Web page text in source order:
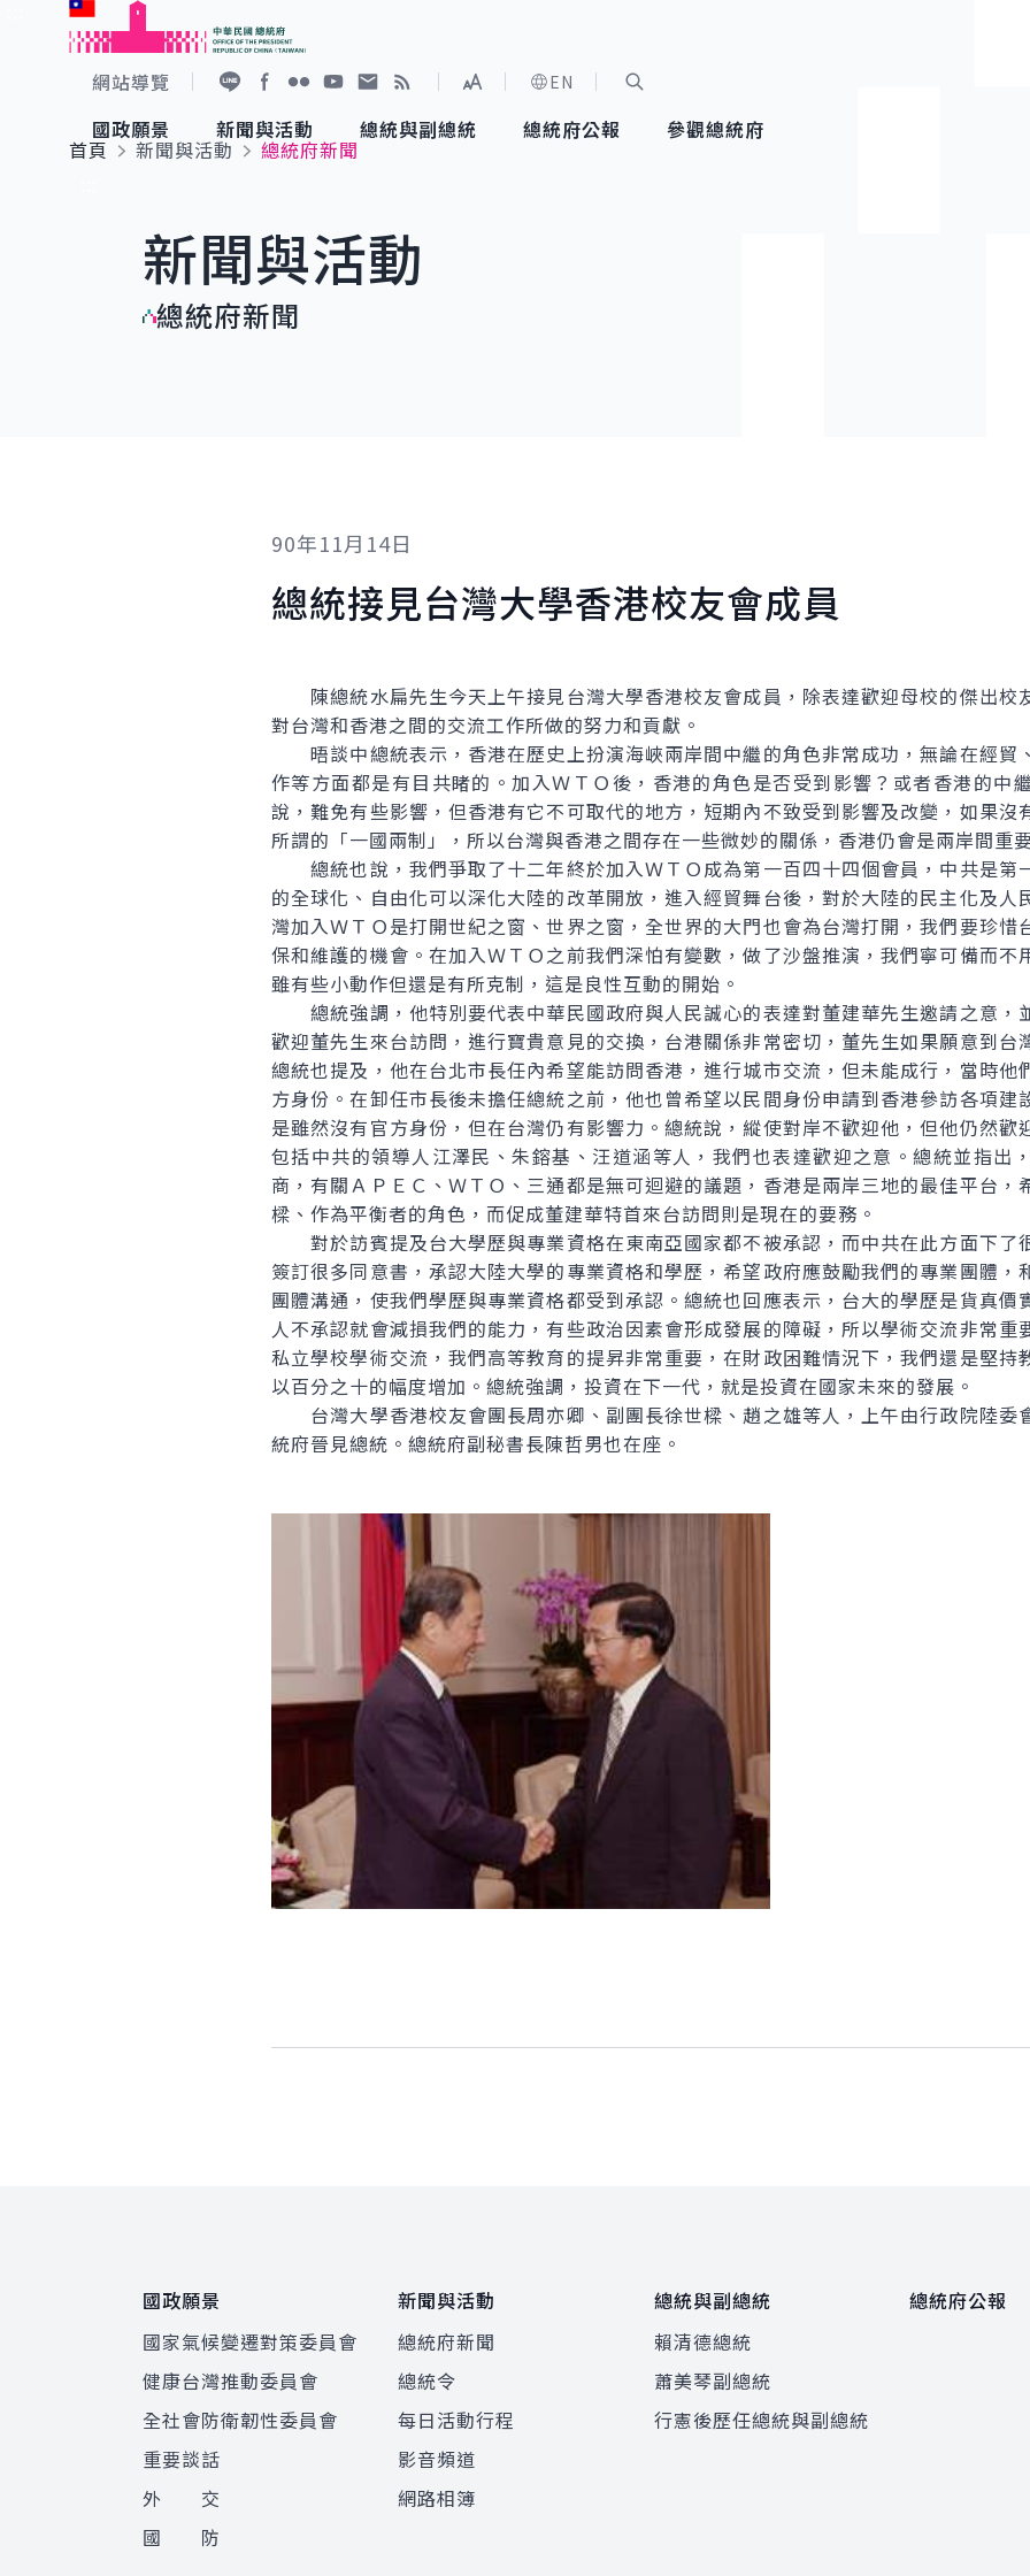
跳到主要內容
網站導覽
展開字級選單
EN
國政願景
國家氣候變遷對策委員會
重要談話
新聞與活動
總統府新聞
影音頻道
總統與副總統
賴清德總統
總統府公報 參觀總統府
參觀資訊
首頁
新聞與活動
總統府新聞
新聞與活動
總統府新聞
90年11月14日
總統接見台灣大學香港校友會成員
陳總統水扁先生今天上午接見台灣大學香港校友會成員，除表達歡迎母校的傑出校
對台灣和香港之間的交流工作所做的努力和貢獻。
晤談中總統表示，香港在歷史上扮演海峽兩岸間中繼的角色非常成功，無論在經貿
作等方面都是有目共睹的。加入ＷＴＯ後，香港的角色是否受到影響？或者香港的中
說，難免有些影響，但香港有它不可取代的地方，短期內不致受到影響及改變，如果沒
所謂的「一國兩制」，所以台灣與香港之間存在一些微妙的關係，香港仍會是兩岸間重
總統也說，我們爭取了十二年終於加入ＷＴＯ成為第一百四十四個會員，中共是第
的全球化、自由化可以深化大陸的改革開放，進入經貿舞台後，對於大陸的民主化及人
灣加入ＷＴＯ是打開世紀之窗、世界之窗，全世界的大門也會為台灣打開，我們要珍惜
保和維護的機會。在加入ＷＴＯ之前我們深怕有變數，做了沙盤推演，我們寧可備而不
雖有些小動作但還是有所克制，這是良性互動的開始。
總統強調，他特別要代表中華民國政府與人民誠心的表達對董建華先生邀請之意，
歡迎董先生來台訪問，進行寶貴意見的交換，台港關係非常密切，董先生如果願意到台
總統也提及，他在台北市長任內希望能訪問香港，進行城市交流，但未能成行，當時他
方身份。在卸任市長後未擔任總統之前，他也曾希望以民間身份申請到香港參訪各項建
是雖然沒有官方身份，但在台灣仍有影響力。總統說，縱使對岸不歡迎他，但他仍然歡
包括中共的領導人江澤民、朱鎔基、汪道涵等人，我們也表達歡迎之意。總統並指出
商，有關ＡＰＥＣ、ＷＴＯ、三通都是無可迴避的議題，香港是兩岸三地的最佳平台，
樑、作為平衡者的角色，而促成董建華特首來台訪問則是現在的要務。
對於訪賓提及台大學歷與專業資格在東南亞國家都不被承認，而中共在此方面下了
簽訂很多同意書，承認大陸大學的專業資格和學歷，希望政府應鼓勵我們的專業團體，
團體溝通，使我們學歷與專業資格都受到承認。總統也回應表示，台大的學歷是貨真價
人不承認就會減損我們的能力，有些政治因素會形成發展的障礙，所以學術交流非常重
私立學校學術交流，我們高等教育的提昇非常重要，在財政困難情況下，我們還是堅持
以百分之十的幅度增加。總統強調，投資在下一代，就是投資在國家未來的發展。
台灣大學香港校友會團長周亦卿、副團長徐世樑、趙之雄等人，上午由行政院陸委
統府晉見總統。總統府副秘書長陳哲男也在座。
國政願景
國家氣候變遷對策委員會
健康台灣推動委員會
全社會防衛韌性委員會
重要談話
外 交
國 防
新聞與活動
總統府新聞
總統令
每日活動行程
影音頻道
網路相簿
總統與副總統
賴清德總統
蕭美琴副總統
行憲後歷任總統與副總統
總統府公報